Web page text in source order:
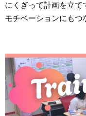
にくぎって計画を立て
モチベーションにもつ